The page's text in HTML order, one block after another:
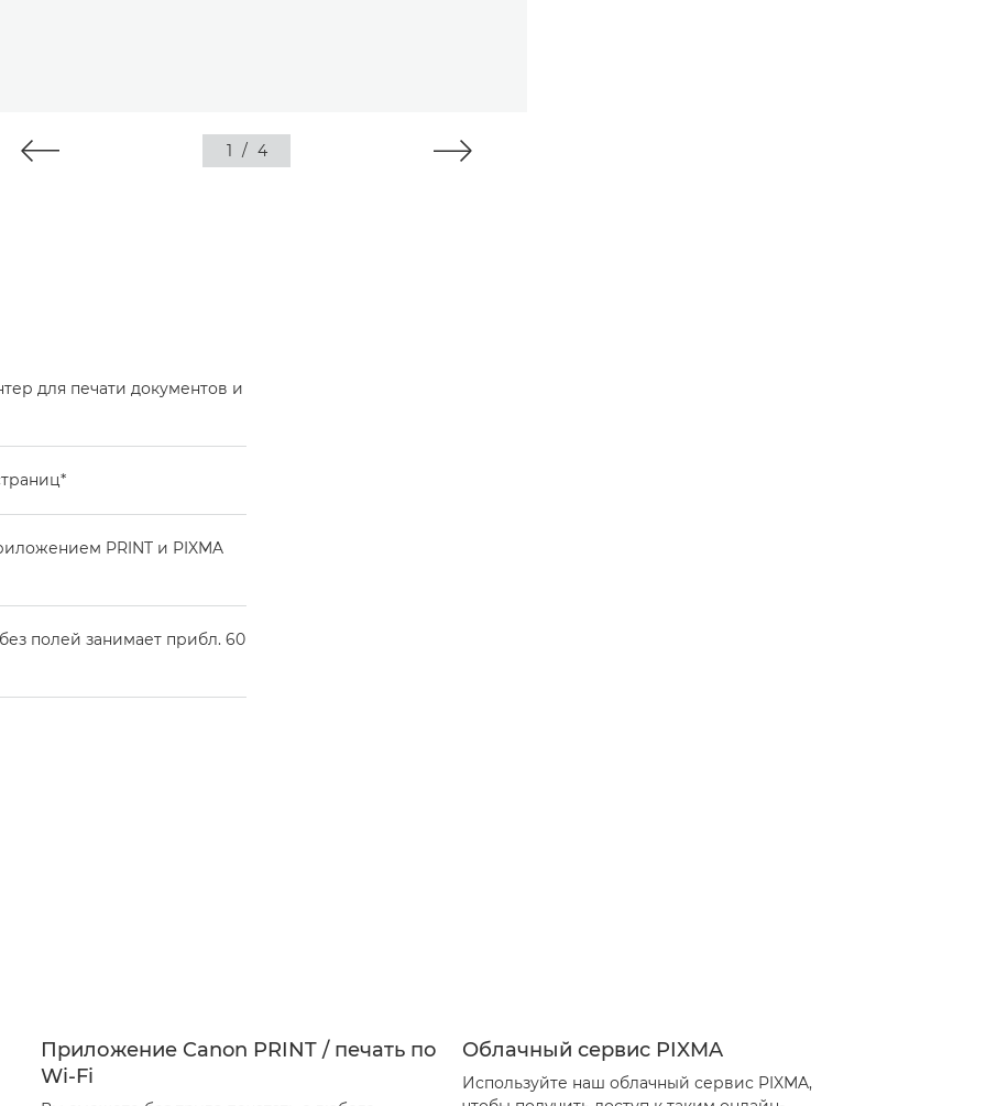
1 / 4
для печати документов и
PRINT и PIXMA
полей занимает прибл. 60
Приложение Canon PRINT / печать по
Wi-Fi
Облачный сервис PIXMA
Используйте наш облачный сервис PIXMA,